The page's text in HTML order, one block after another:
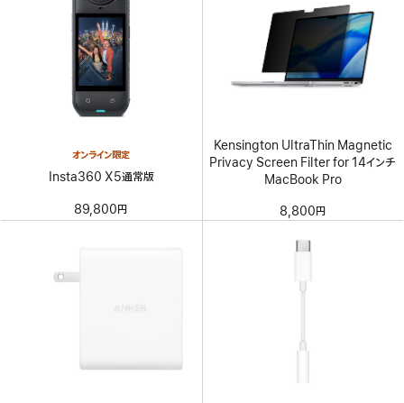
オンライン限定
Insta360 X5通常版
89,800円
Kensington UltraThin Magnetic
Privacy Screen Filter for 14インチ
MacBook Pro
8,800円